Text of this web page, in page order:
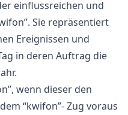
einflussreichen und
Sie repräsentiert
Ereignissen und
in deren Auftrag die
wenn dieser den
“kwifon”- Zug voraus